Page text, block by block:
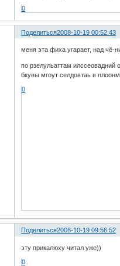
0
Поделиться2008-10-19 00:52:43
меня эта фиха угарает, над чё-
по рзелульаттам илссеовадний
бкувы мгоут селдовтаь в
0
Поделиться2008-10-19 09:56:52
эту прикалюху читал уже))
0